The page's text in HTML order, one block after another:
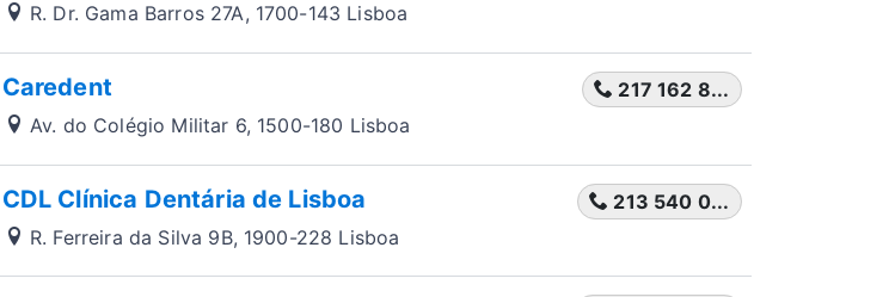
R. Dr. Gama Barros 27A, 1700-143 Lisboa
Caredent
217 162 8...
Av. do Colégio Militar 6, 1500-180 Lisboa
CDL Clínica Dentária de Lisboa
213 540 0...
R. Ferreira da Silva 9B, 1900-228 Lisboa